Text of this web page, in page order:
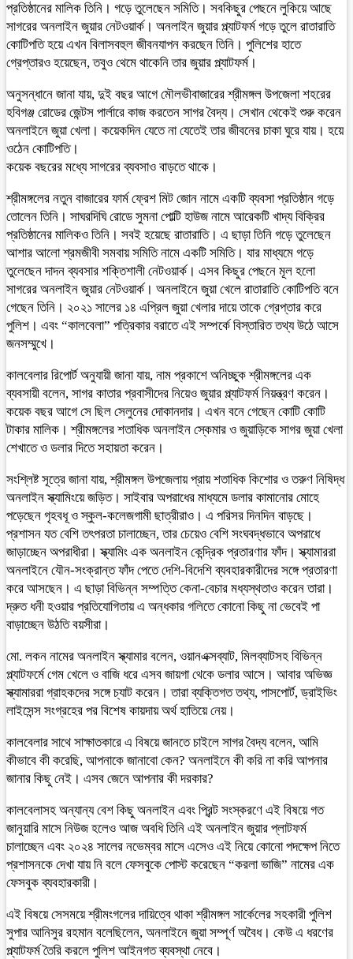
প্রতিষ্ঠানের মালিক তিনি। গড়ে তুলেছেন সমিতি। সবকিছুর পেছনে লুকিয়ে আছে
সাগরের অনলাইন জুয়ার নেটওয়ার্ক। অনলাইন জুয়ার প্ল্যাটফর্ম গড়ে তুলে রাতারাতি
কোটিপতি হয়ে এখন বিলাসবহুল জীবনযাপন করছেন তিনি। পুলিশের হাতে
গ্রেপ্তারও হয়েছেন, তবুও থেমে থাকেনি তার জুয়ার প্ল্যাটফর্ম।
অনুসন্ধানে জানা যায়, দুই বছর আগে মৌলভীবাজারের শ্রীমঙ্গল উপজেলা শহরের
হবিগঞ্জ রোডের জেন্টস পার্লারে কাজ করতেন সাগর বৈদ্য। সেখান থেকেই শুরু করেন
অনলাইনে জুয়া খেলা। কয়েকদিন যেতে না যেতেই তার জীবনের চাকা ঘুরে যায়। হয়ে
ওঠেন কোটিপতি।
কয়েক বছরের মধ্যে সাগরের ব্যবসাও বাড়তে থাকে।
শ্রীমঙ্গলের নতুন বাজারের ফার্ম ফ্রেশ মিট জোন নামে একটি ব্যবসা প্রতিষ্ঠান গড়ে
তোলেন তিনি। সাঘরদিঘি রোডে সুমনা পোল্টি হাউজ নামে আরেকটি খাদ্য বিক্রির
প্রতিষ্ঠানের মালিকও তিনি। সবই হয়েছে রাতারাতি। এ ছাড়া তিনি গড়ে তুলেছেন
আশার আলো শ্রমজীবী সমবায় সমিতি নামে একটি সমিতি। যার মাধ্যমে গড়ে
তুলেছেন দাদন ব্যবসার শক্তিশালী নেটওয়ার্ক। এসব কিছুর পেছনে মূল হলো
সাগরের অনলাইন জুয়ার নেটওয়ার্ক। অনলাইনে জুয়া খেলে রাতারাতি কোটিপতি বনে
গেছেন তিনি। ২০২১ সালের ১৪ এপ্রিল জুয়া খেলার দায়ে তাকে গ্রেপ্তার করে
পুলিশ। এবং “কালবেলা” পত্রিকার বরাতে এই সম্পর্কে বিস্তারিত তথ্য উঠে আসে
জনসম্মুখে।
কালবেলার রিপোর্ট অনুযায়ী জানা যায়, নাম প্রকাশে অনিচ্ছুক শ্রীমঙ্গলের এক
ব্যবসায়ী বলেন, সাগর কাতার প্রবাসীদের নিয়েও জুয়ার প্ল্যাটফর্ম নিয়ন্ত্রণ করেন।
কয়েক বছর আগে সে ছিল সেলুনের দোকানদার। এখন বনে গেছেন কোটি কোটি
টাকার মালিক। শ্রীমঙ্গলের শতাধিক অনলাইন স্কেমার ও জুয়াড়িকে সাগর জুয়া খেলা
শেখাতে ও ডলার দিতে সহায়তা করেন।
সংশ্লিষ্ট সূত্রে জানা যায়, শ্রীমঙ্গল উপজেলায় প্রায় শতাধিক কিশোর ও তরুণ নিষিদ্ধ
অনলাইন স্ক্যামিংয়ে জড়িত। সাইবার অপরাধের মাধ্যমে ডলার কামানোর মোহে
পড়েছেন গৃহবধূ ও স্কুল-কলেজগামী ছাত্রীরাও। এ পরিসর দিনদিন বাড়ছে।
প্রশাসন যত বেশি তৎপরতা চালাচ্ছেন, তার চেয়েও বেশি সংঘবদ্ধভাবে অপরাধে
জাড়াচ্ছেন অপরাধীরা। স্ক্যামিং এক অনলাইন কেন্দ্রিক প্রতারণার ফাঁদ। স্ক্যামাররা
অনলাইনে যৌন-সংক্রান্ত ফাঁদ পেতে দেশি-বিদেশি ব্যবহারকারীদের সঙ্গে প্রতারণা
করে আসছেন। এ ছাড়া বিভিন্ন সম্পত্তি কেনা-বেচার মধ্যস্থতাও করেন তারা।
দ্রুত ধনী হওয়ার প্রতিযোগিতায় এ অন্ধকার গলিতে কোনো কিছু না ভেবেই পা
বাড়াচ্ছেন উঠতি বয়সীরা।
মো. লকন নামের অনলাইন স্ক্যামার বলেন, ওয়ানএক্সব্যাট, মিলব্যাটসহ বিভিন্ন
প্ল্যাটফর্মে গেম খেলে ও বাজি ধরে এসব জায়গা থেকে ডলার আসে। আবার অভিজ্ঞ
স্ক্যামাররা গ্রাহকদের সঙ্গে চ্যাট করেন। তারা ব্যক্তিগত তথ্য, পাসপোর্ট, ড্রাইভিং
লাইসেন্স সংগ্রহের পর বিশেষ কায়দায় অর্থ হাতিয়ে নেয়।
কালবেলার সাথে সাক্ষাতকারে এ বিষয়ে জানতে চাইলে সাগর বৈদ্য বলেন, আমি
কীভাবে কী করেছি, আপনাকে জানাবো কেন? অনলাইনে কী করি না করি আপনার
জানার কিছু নেই। এসব জেনে আপনার কী দরকার?
কালবেলাসহ অন্যান্য বেশ কিছু অনলাইন এবং প্রিন্ট সংস্করণে এই বিষয়ে গত
জানুয়ারি মাসে নিউজ হলেও আজ অবধি তিনি এই অনলাইন জুয়ার প্লাটফর্ম
চালাচ্ছেন এবং ২০২৪ সালের নভেম্বর মাসে এসেও এই নিয়ে কোনো পদক্ষেপ নিতে
প্রশাসনকে দেখা যায় নি বলে ফেসবুকে পোস্ট করেছেন “করলা ভাজি” নামের এক
ফেসবুক ব্যবহারকারী।
এই বিষয়ে সেসময়ে শ্রীমংগলের দায়িত্বে থাকা শ্রীমঙ্গল সার্কেলের সহকারী পুলিশ
সুপার আনিসুর রহমান বলেছিলেন, অনলাইনে জুয়া সম্পূর্ণ অবৈধ। কেউ এ ধরণের
প্ল্যাটফর্ম তৈরি করলে পুলিশ আইনগত ব্যবস্থা নেবে।